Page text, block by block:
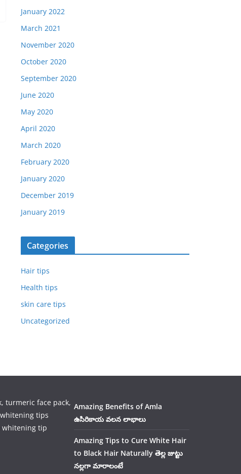
January 2022
March 2021
November 2020
October 2020
September 2020
June 2020
May 2020
April 2020
March 2020
February 2020
January 2020
December 2019
January 2019
Categories
Hair tips
Health tips
skin care tips
Uncategorized
whitening tip
Amazing Benefits of Amla
ఉసిరికాయ వలన లాభాలు
Amazing Tips to Cure White Hair
to Black Hair Naturally తెల్ల జుట్టు
నల్లగా మారాలంటే